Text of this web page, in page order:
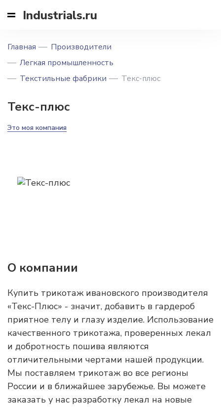
Industrials.ru
Главная
Производители
Легкая промышленность
Текстильные фабрики
Текс-плюс
Текс-плюс
Это моя компания
О компании
Купить трикотаж ивановского производителя
«Текс-Плюс» - значит, добавить в гардероб
приятное телу и глазу изделие. Использование
качественного трикотажа, проверенных лекал
и добротность пошива являются
отличительными чертами нашей продукции.
Мы поставляем трикотаж во все регионы
России и в ближайшее зарубежье. Вы можете
заказать у нас разработку лекал на новые